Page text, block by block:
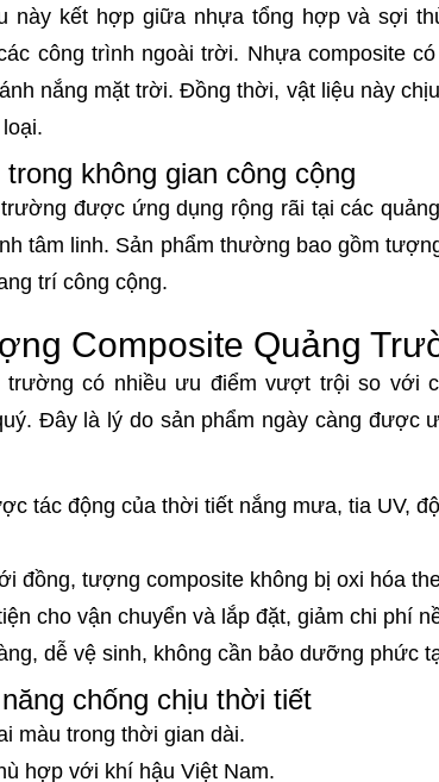
này kết hợp giữa nhựa tổng hợp và sợi
công trình ngoài trời. Nhựa composite
nắng mặt trời. Đồng thời, vật liệu này
không gian công cộng
được ứng dụng rộng rãi tại các
tâm linh. Sản phẩm thường bao gồm
trí công cộng.
Composite Quảng
trường có nhiều ưu điểm vượt trội so với
Đây là lý do sản phẩm ngày càng được
tác động của thời tiết nắng mưa, tia UV,
đồng, tượng composite không bị oxi hóa
cho vận chuyển và lắp đặt, giảm chi phí
dễ vệ sinh, không cần bảo dưỡng phức
chống chịu thời tiết
màu trong thời gian dài.
hợp với khí hậu Việt Nam.